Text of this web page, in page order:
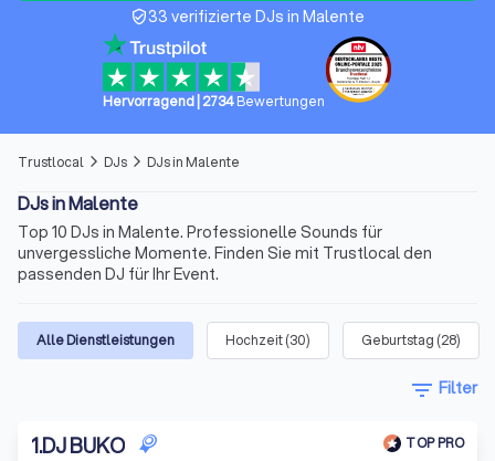
verified_user33 verifizierte DJs in Malente
Hervorragend 2734Bewertungen
Trustlocal arrow_forward_ios DJs arrow_forward_ios DJs in Malente
DJs in Malente
Top 10 DJs in Malente. Professionelle Sounds für
unvergessliche Momente. Finden Sie mit Trustlocal den
passenden DJ für Ihr Event.
Alle Dienstleistungen Hochzeit(30) Geburtstag (28)
filter_list Filter
1.DJ BUKO TOP PRO